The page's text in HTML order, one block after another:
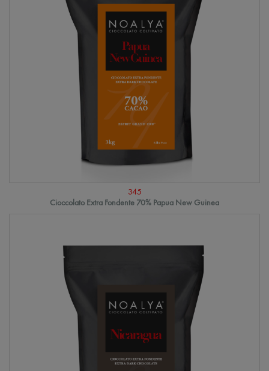
345
Cioccolato Extra Fondente 70% Papua New Guinea